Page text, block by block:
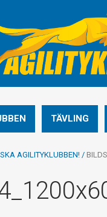
TÄVLING
AGILITYKLUBBEN! /